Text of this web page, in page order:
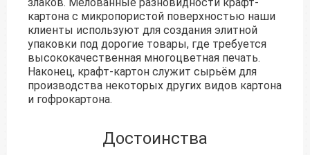
картона с микропористой поверхностью наши
клиенты используют для создания элитной
упаковки под дорогие товары, где требуется
высококачественная многоцветная печать.
Наконец, крафт-картон служит сырьём для
производства некоторых других видов картона
и гофрокартона.
Достоинства